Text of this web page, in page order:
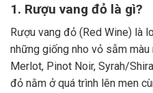
1. Rượu vang đỏ là gì?
Rượu vang đỏ (Red Wine) là
những giống nho vỏ sẫm
Merlot, Pinot Noir, Syrah/
đỏ nằm ở quá trình lên men